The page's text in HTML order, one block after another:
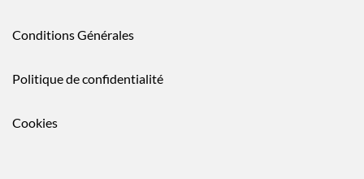
Conditions Générales
Politique de confidentialité
Cookies